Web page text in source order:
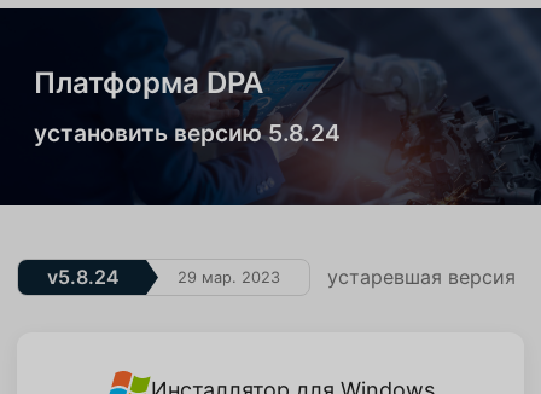
Платформа DPA
установить версию 5.8.24
v5.8.24 29 мар. 2023 устаревшая версия